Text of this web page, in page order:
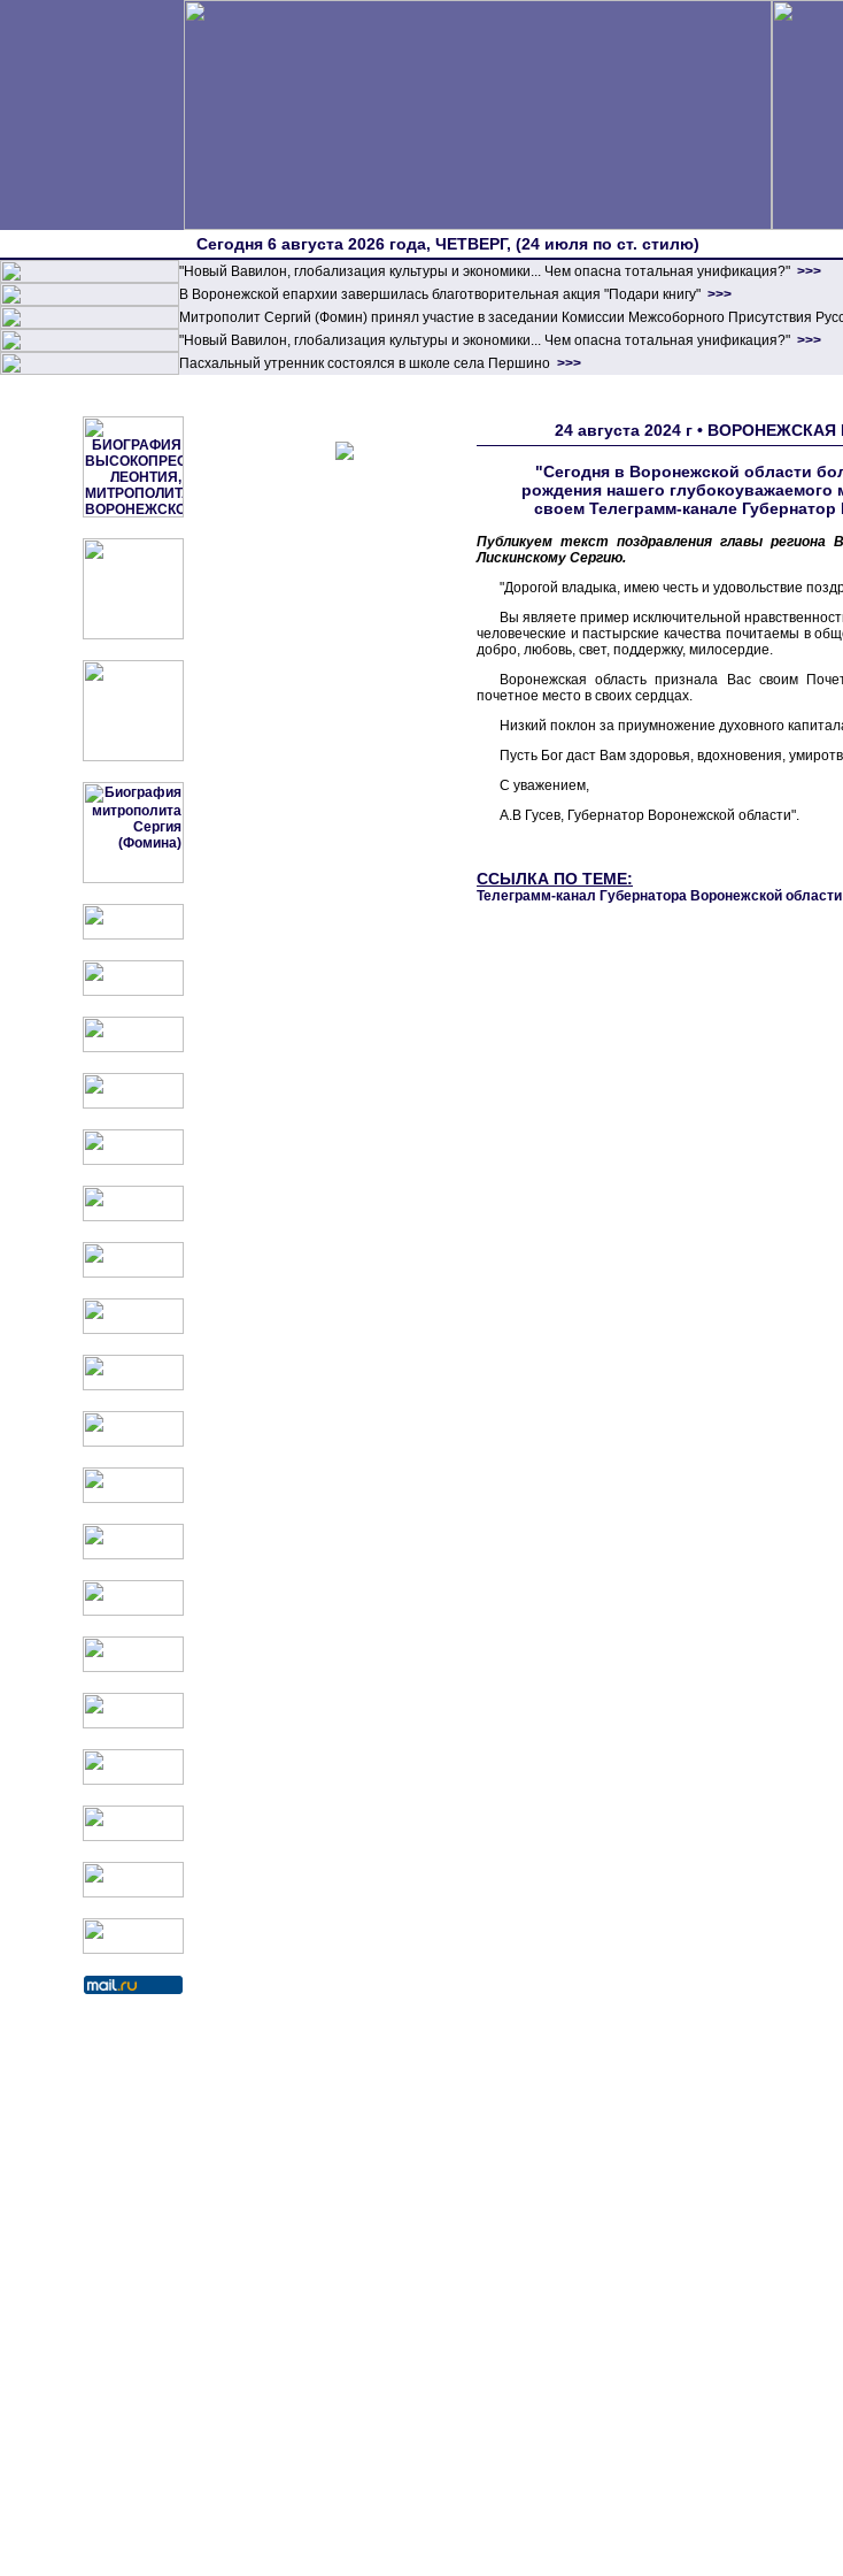
Сегодня 6 августа 2026 года, ЧЕТВЕРГ, (24 июля по ст. стилю)
"Новый Вавилон, глобализация культуры и экономики... Чем опасна тотальная унификация?" >>>
В Воронежской епархии завершилась благотворительная акция "Подари книгу" >>>
Митрополит Сергий (Фомин) принял участие в заседании Комиссии Межсоборного Присутствия
"Новый Вавилон, глобализация культуры и экономики... Чем опасна тотальная унификация?" >>>
Пасхальный утренник состоялся в школе села Першино >>>
24 августа 2024 г •
"Сегодня в Воронежской области
рождения нашего
своем Телеграмм-канале
Публикуем текст поздравления главы
Лискинскому Сергию.
"Дорогой владыка, имею честь и удовольствие
Вы являете пример исключительной
человеческие и пастырские качества почитаемы в
добро, любовь, свет, поддержку, милосердие.
Воронежская область признала Вас своим
почетное место в своих сердцах.
Низкий поклон за приумножение духовного
Пусть Бог даст Вам здоровья, вдохновения,
С уважением,
А.В Гусев, Губернатор Воронежской области".
ССЫЛКА ПО ТЕМЕ:
Телеграмм-канал Губернатора Воронежской